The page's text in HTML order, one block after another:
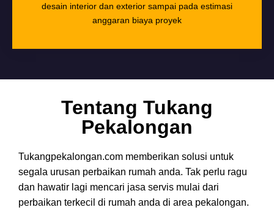
desain interior dan exterior sampai pada estimasi
anggaran biaya proyek
Tentang Tukang
Pekalongan
Tukangpekalongan.com memberikan solusi untuk
segala urusan perbaikan rumah anda. Tak perlu ragu
dan hawatir lagi mencari jasa servis mulai dari
perbaikan terkecil di rumah anda di area pekalongan.